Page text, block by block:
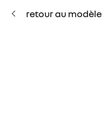
retour au modèle